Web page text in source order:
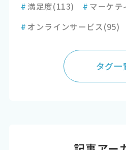
#満足度(113) # マーケテ
# オンラインサービス(95)
タグ一